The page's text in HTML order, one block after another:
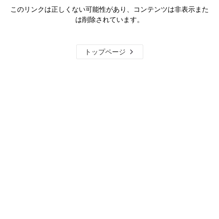
このリンクは正しくない可能性があり、コンテンツは非表示また
は削除されています。
トップページ